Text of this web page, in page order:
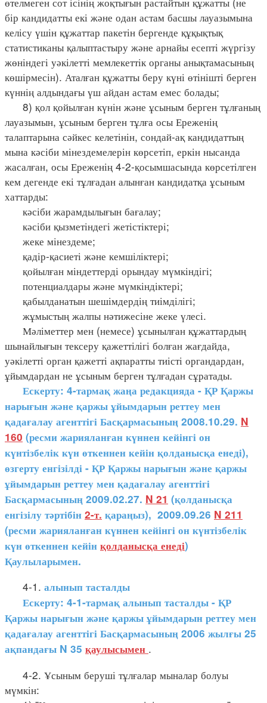
бір кандидатты екі және одан астам басшы лауазымына
келісу үшін құжаттар пакетін бергенде құқықтық
статистиканы қалыптастыру және арнайы есепті жүргізу
жөніндегі уәкілетті мемлекеттік органы анықтамасының
көшірмесін). Аталған құжатты беру күні өтінішті берген
күннің алдындағы үш айдан астам емес болады;
8) қол қойылған күнін және ұсыным берген тұлғаның
лауазымын, ұсыным берген тұлға осы Ереженің
талаптарына сәйкес келетінін, сондай-ақ кандидаттың
мына кәсіби мінездемелерін көрсетіп, еркін нысанда
жасалған, осы Ереженің 4-2-қосымшасында көрсетілген
кем дегенде екі тұлғадан алынған кандидатқа ұсыным
хаттарды:
кәсіби жарамдылығын бағалау;
кәсіби қызметіндегі жетістіктері;
жеке мінездеме;
қадір-қасиеті және кемшіліктері;
қойылған міндеттерді орындау мүмкіндігі;
потенциалдары және мүмкіндіктері;
қабылданатын шешімдердің тиімділігі;
жұмыстың жалпы нәтижесіне жеке үлесі.
Мәліметтер мен (немесе) ұсынылған құжаттардың
шынайлығын тексеру қажеттілігі болған жағдайда,
уәкілетті орган қажетті ақпаратты тиісті органдардан,
ұйымдардан не ұсыным берген тұлғадан сұратады.
Ескерту: 4-тармақ жаңа редакцияда - ҚР Қаржы
нарығын және қаржы ұйымдарын реттеу мен
қадағалау агенттігі Басқармасының 2008.10.29. N
160 (ресми жарияланған күннен кейінгі он
күнтізбелік күн өткеннен кейін қолданысқа енеді),
өзгерту енгізілді - ҚР Қаржы нарығын және қаржы
ұйымдарын реттеу мен қадағалау агенттігі
Басқармасының 2009.02.27. N 21 (қолданысқа
енгізілу тәртібін 2-т. қараңыз), 2009.09.26 N 211
(ресми жарияланған күннен кейінгі он күнтізбелік
күн өткеннен кейін қолданысқа енеді)
Қаулыларымен.
4-1. алынып тасталды
Ескерту: 4-1-тармақ алынып тасталды - ҚР
Қаржы нарығын және қаржы ұйымдарын реттеу мен
қадағалау агенттігі Басқармасының 2006 жылғы 25
ақпандағы N 35 қаулысымен .
4-2. Ұсыным беруші тұлғалар мыналар болуы
мүмкін: